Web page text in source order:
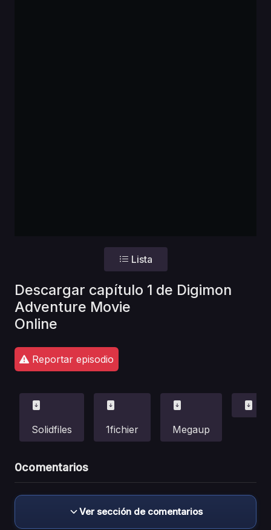
Lista
Descargar capítulo 1 de Digimon
Adventure Movie
Online
Reportar episodio
Solidfiles 1fichier Megaup
0comentarios
Ver sección de comentarios